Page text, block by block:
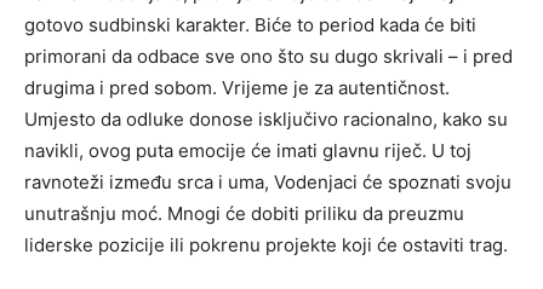
gotovo sudbinski karakter. Biće to period kada će biti
primorani da odbace sve ono što su dugo skrivali – i pred
drugima i pred sobom. Vrijeme je za autentičnost.
Umjesto da odluke donose isključivo racionalno, kako su
navikli, ovog puta emocije će imati glavnu riječ. U toj
ravnoteži između srca i uma, Vodenjaci će spoznati svoju
unutrašnju moć. Mnogi će dobiti priliku da preuzmu
liderske pozicije ili pokrenu projekte koji će ostaviti trag.